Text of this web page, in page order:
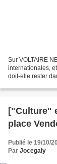
Sur VOLTAIRE
internationales,
doit-elle rester
["Culture"
place
Publié le 19/10/
Par Jocegaly